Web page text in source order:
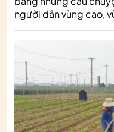
người dân vùng cao,